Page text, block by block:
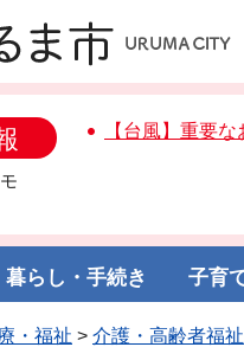
【台風】重要
暮らし・手続き 子育
・福祉 > 介護・高齢者福祉